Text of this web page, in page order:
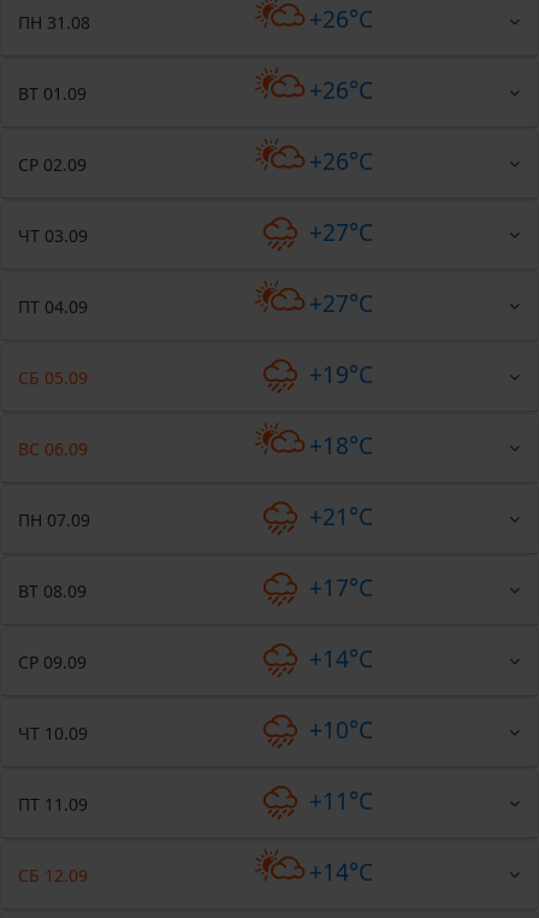
ПН 31.08 +26°C
ВТ 01.09 +26°C
СР 02.09 +26°C
ЧТ 03.09 +27°C
ПТ 04.09 +27°C
СБ 05.09 +19°C
ВС 06.09 +18°C
ПН 07.09 +21°C
ВТ 08.09 +17°C
СР 09.09 +14°C
ЧТ 10.09 +10°C
ПТ 11.09 +11°C
СБ 12.09 +14°C